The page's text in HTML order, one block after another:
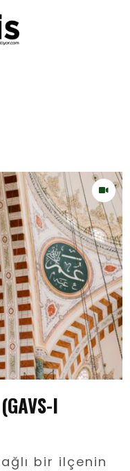
I
bir ilçenin